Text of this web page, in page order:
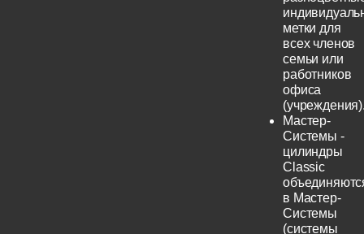
метки для
всех членов
семьи или
работников
офиса
Мастер-
Системы -
цилиндры
Classic
в Мастер-
Системы
(системы